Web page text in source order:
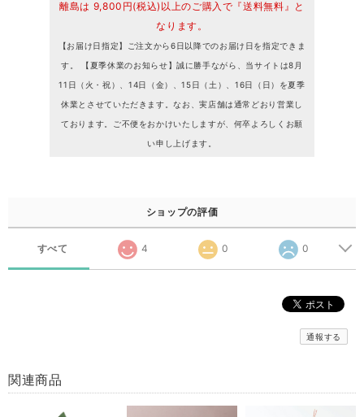
離島は 9,800円(税込)以上のご購入で『送料無料』と
なります。
【お届け日指定】ご注文から6日以降でのお届け日を指定できま
す。 【夏季休業のお知らせ】誠に勝手ながら、当サイトは8月
11日（火・祝）、14日（金）、15日（土）、16日（日）を夏季
休業とさせていただきます。なお、実店舗は通常どおり営業し
ております。ご不便をおかけいたしますが、何卒よろしくお願
い申し上げます。
ショップの評価
すべて 4 0 0
通報する
関連商品